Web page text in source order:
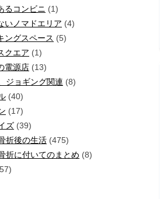
るコンビニ (1)
いノマドエリア (4)
ングスペース (5)
クエア (1)
電源店 (13)
ジョギング関連 (8)
(40)
(17)
ズ (39)
折後の生活 (475)
折に付いてのまとめ (8)